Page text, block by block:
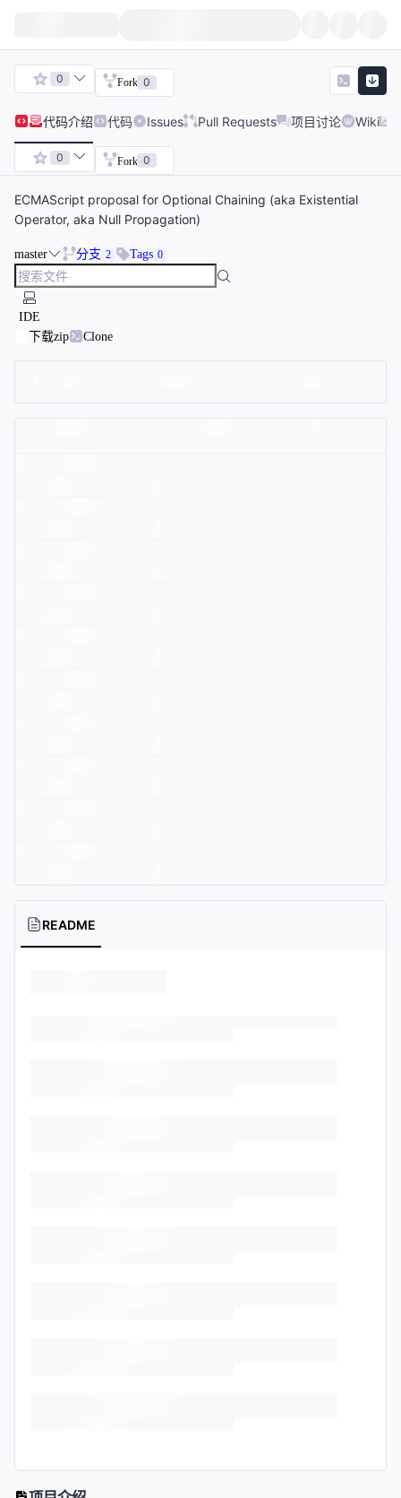
0 Fork 0
代码介绍 代码 Issues Pull Requests 项目讨论 Wiki
0 Fork 0
ECMAScript proposal for Optional Chaining (aka Existential
Operator, aka Null Propagation)
master 分支 2 Tags 0
IDE
下载zip
Clone
README